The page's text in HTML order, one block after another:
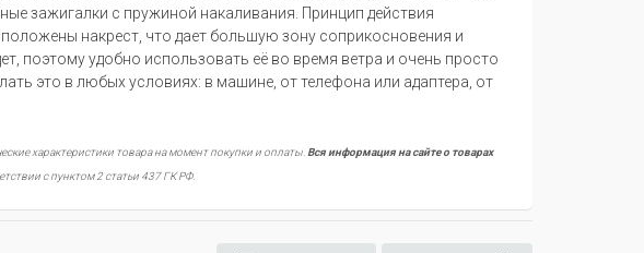
зажигалки с пружиной накаливания. Принцип действия
накрест, что дает большую зону соприкосновения и
поэтому удобно использовать её во время ветра и очень просто
это в любых условиях: в машине, от телефона или адаптера, от
характеристики товара на момент покупки и оплаты. Вся информация на сайте о товарах
с пунктом 2 статьи 437 ГК РФ.